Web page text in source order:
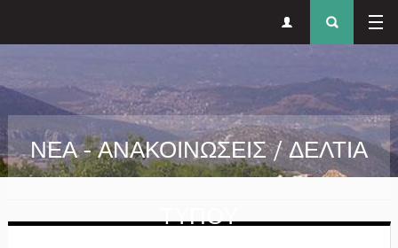
μενού
ΝΕΑ - ΑΝΑΚΟΙΝΩΣΕΙΣ / ΔΕΛΤΙΑ
ΤΥΠΟΥ